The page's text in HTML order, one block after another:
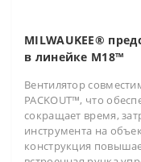
MILWAUKEE®
в линейке M18™
Вентилятор
PACKOUT™, что
сокращает время,
инструмента на
конструкция